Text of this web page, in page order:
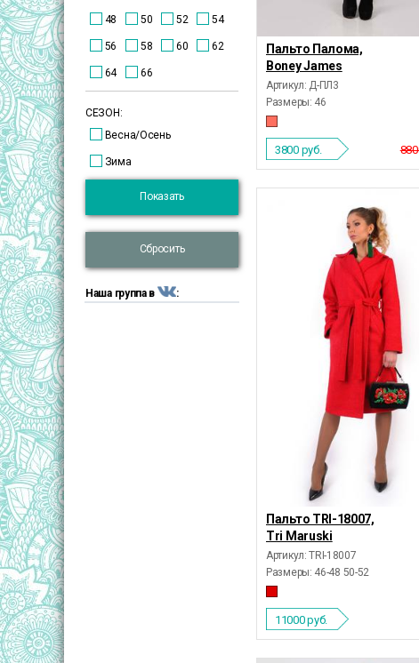
48 50 52 54
56 58 60 62
64 66
СЕЗОН:
Весна/Осень
Зима
Показать
Сбросить
Наша группа в :
Пальто Палома,
Boney James
Артикул: Д-ПЛ3
Размеры: 46
3800 руб.
Пальто TRI-18007,
Tri Maruski
Артикул: TRI-18007
Размеры: 46-48 50-52
11000руб.